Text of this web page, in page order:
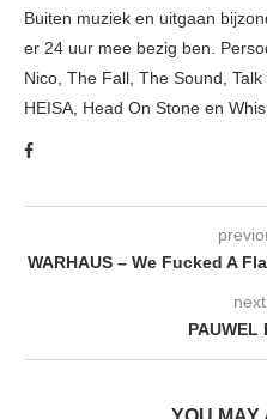
Buiten muziek en uitgaan
er 24 uur mee bezig ben.
Nico, The Fall, The Sound,
HEISA, Head On Stone en
WARHAUS – We Fucked A
PAUWEL